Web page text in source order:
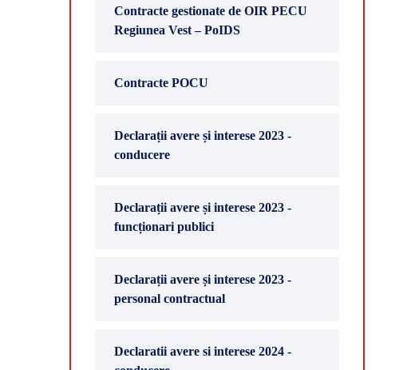
Contracte gestionate de OIR PECU
Regiunea Vest – PoIDS
Contracte POCU
Declarații avere și interese 2023 -
conducere
Declarații avere și interese 2023 -
funcționari publici
Declarații avere și interese 2023 -
personal contractual
Declaratii avere si interese 2024 -